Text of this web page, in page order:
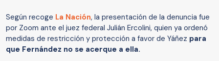
Según recoge La Nación, la presentación de la denuncia fue
por Zoom ante el juez federal Julián Ercolini, quien ya ordenó
medidas de restricción y protección a favor de Yáñez para
que Fernández no se acerque a ella.